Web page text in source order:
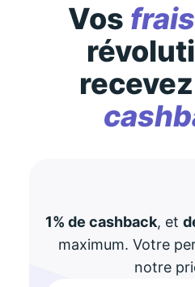
Vos frais
recevez
1% de cashback, et
maximum. Votre
notre